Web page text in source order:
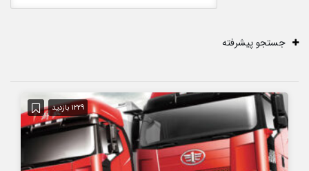
جستجو پیشرفته
1229 بازدید